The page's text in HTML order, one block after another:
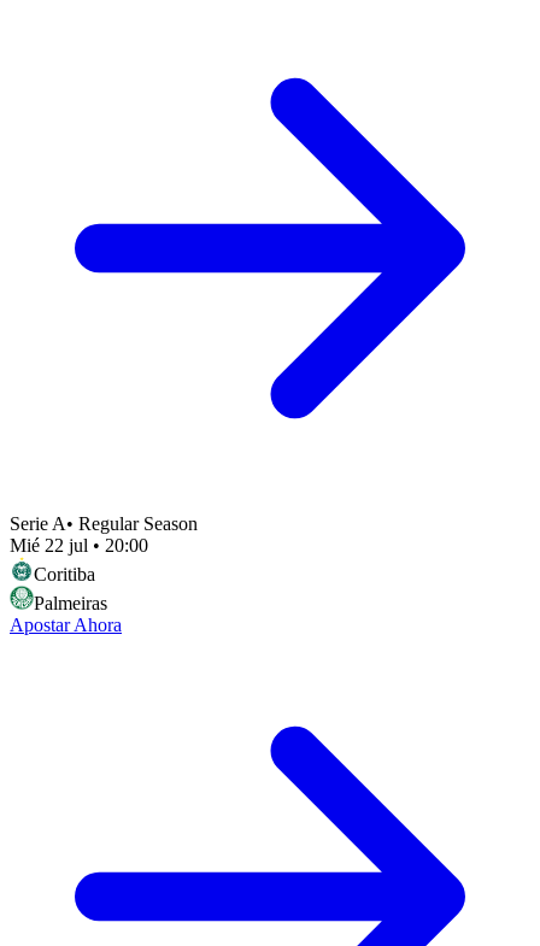
Serie A• Regular Season
Mié 22 jul • 20:00
Coritiba
Palmeiras
Apostar Ahora